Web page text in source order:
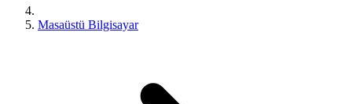
Masaüstü Bilgisayar